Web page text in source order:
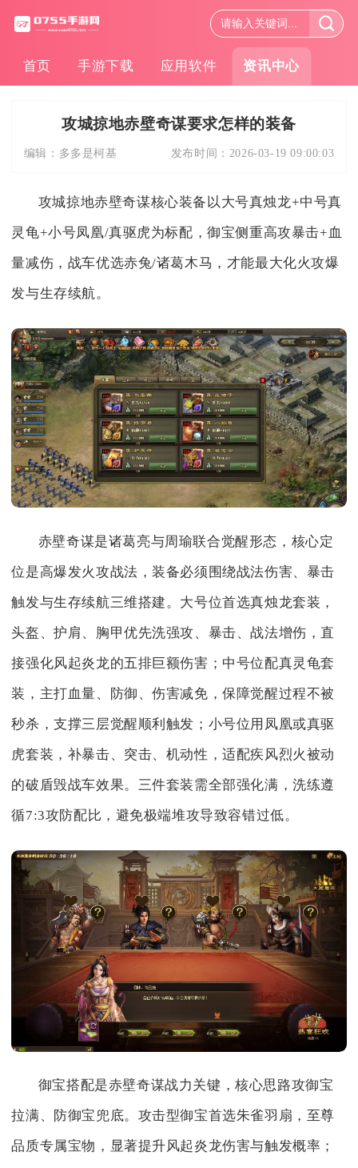
首页 手游下载 应用软件 资讯中心
攻城掠地赤壁奇谋要求怎样的装备
编辑： 多多是柯基 发布时间： 2026-03-19 09:00:03
攻城掠地赤壁奇谋核心装备以大号真烛龙+中号真
灵龟+小号凤凰/真驱虎为标配，御宝侧重高攻暴击+血
量减伤，战车优选赤兔/诸葛木马，才能最大化火攻爆
发与生存续航。
赤壁奇谋是诸葛亮与周瑜联合觉醒形态，核心定
位是高爆发火攻战法，装备必须围绕战法伤害、暴击
触发与生存续航三维搭建。大号位首选真烛龙套装，
头盔、护肩、胸甲优先洗强攻、暴击、战法增伤，直
接强化风起炎龙的五排巨额伤害；中号位配真灵龟套
装，主打血量、防御、伤害减免，保障觉醒过程不被
秒杀，支撑三层觉醒顺利触发；小号位用凤凰或真驱
虎套装，补暴击、突击、机动性，适配疾风烈火被动
的破盾毁战车效果。三件套装需全部强化满，洗练遵
循7:3攻防配比，避免极端堆攻导致容错过低。
御宝搭配是赤壁奇谋战力关键，核心思路攻御宝
拉满、防御宝兜底。攻击型御宝首选朱雀羽扇，至尊
品质专属宝物，显著提升风起炎龙伤害与触发概率；